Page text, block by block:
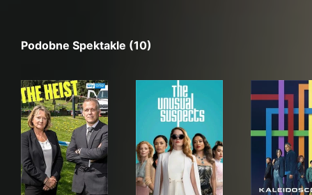
Podobne Spektakle (10)